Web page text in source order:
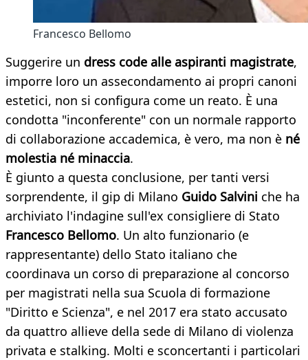
Francesco Bellomo
Suggerire un dress code alle aspiranti magistrate,
imporre loro un assecondamento ai propri canoni
estetici, non si configura come un reato. È una
condotta "inconferente" con un normale rapporto
di collaborazione accademica, è vero, ma non è né
molestia né minaccia.
È giunto a questa conclusione, per tanti versi
sorprendente, il gip di Milano Guido Salvini che ha
archiviato l'indagine sull'ex consigliere di Stato
Francesco Bellomo. Un alto funzionario (e
rappresentante) dello Stato italiano che
coordinava un corso di preparazione al concorso
per magistrati nella sua Scuola di formazione
"Diritto e Scienza", e nel 2017 era stato accusato
da quattro allieve della sede di Milano di violenza
privata e stalking. Molti e sconcertanti i particolari